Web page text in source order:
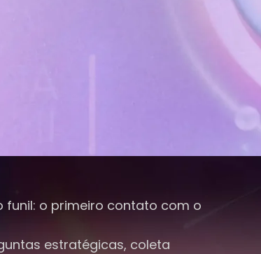
o primeiro contato com o
estratégicas, coleta